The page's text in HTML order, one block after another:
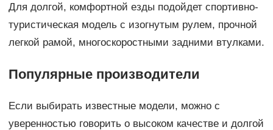
Для долгой, комфортной езды подойдет спортивно-
туристическая модель с изогнутым рулем, прочной
легкой рамой, многоскоростными задними втулками.
Популярные производители
Если выбирать известные модели, можно с
уверенностью говорить о высоком качестве и долгой